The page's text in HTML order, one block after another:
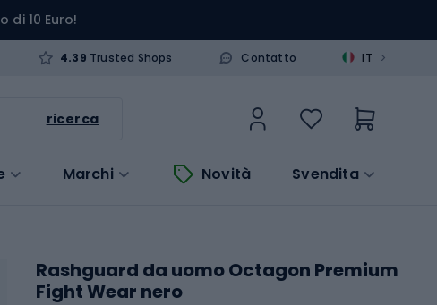
10 Euro!
4.39 Trusted Shops Contatto IT >
ricerca
Marchi Novità Svendita
Rashguard da uomo Octagon Premium
Fight Wear nero